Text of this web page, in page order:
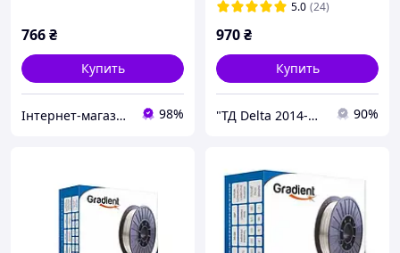
766₴
Купить
Інтернет-магазин "Запчастини до авто і не тільки" 98%
5.0 (24)
970₴
Купить
"ТД Delta 2014-Интернет магазин" Все для сварочных работ 90%